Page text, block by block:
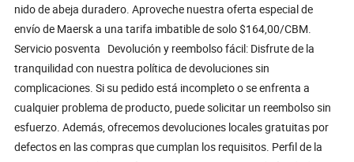
nido de abeja duradero. Aproveche nuestra oferta especial de
envío de Maersk a una tarifa imbatible de solo $164,00/CBM.
Servicio posventa Devolución y reembolso fácil: Disfrute de la
tranquilidad con nuestra política de devoluciones sin
complicaciones. Si su pedido está incompleto o se enfrenta a
cualquier problema de producto, puede solicitar un reembolso sin
esfuerzo. Además, ofrecemos devoluciones locales gratuitas por
defectos en las compras que cumplan los requisitos. Perfil de la